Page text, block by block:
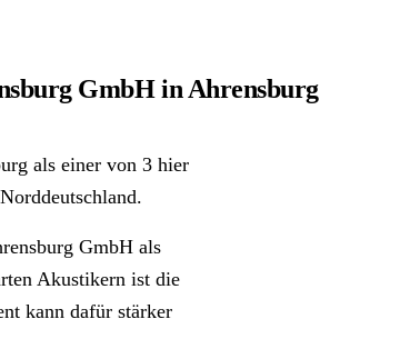
GmbH in Ahrensburg
als einer von 3 hier
GmbH als
Akustikern ist die
kann dafür stärker